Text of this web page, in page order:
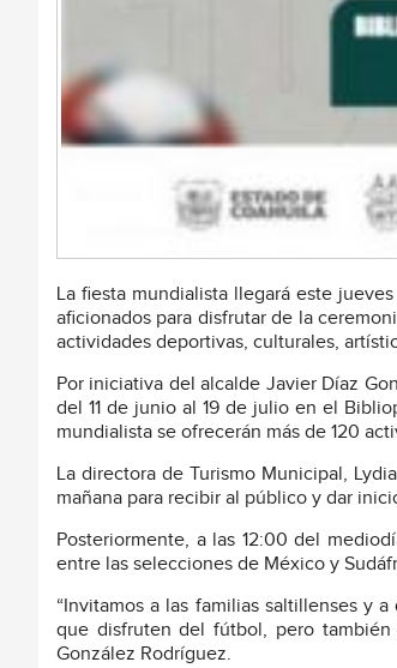
La fiesta mundialista llegará este
aficionados para disfrutar de la
actividades deportivas, culturales,
Por iniciativa del alcalde Javier Díaz
del 11 de junio al 19 de julio en el
mundialista se ofrecerán más de 120
La directora de Turismo Municipal,
mañana para recibir al público y dar
Posteriormente, a las 12:00 del
entre las selecciones de México y
“Invitamos a las familias saltillenses y
que disfruten del fútbol, pero
González Rodríguez.